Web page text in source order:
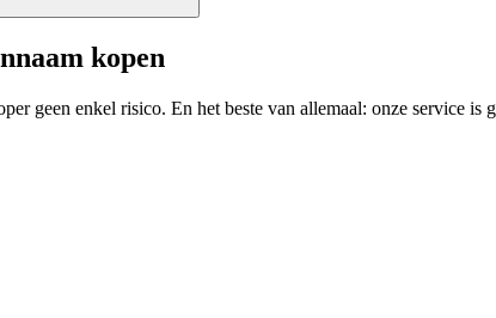
kopen
geen enkel risico. En het beste van allemaal: onze service is